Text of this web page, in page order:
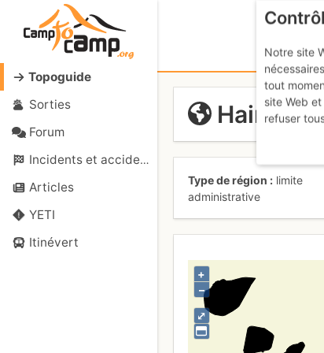
Topoguide
Sorties
Forum
Incidents et accidents
Articles
YETI
Itinévert
Hainan
Type de région
limite
administrative
⤢
+
–
Notre site
tout
site Web
refuser